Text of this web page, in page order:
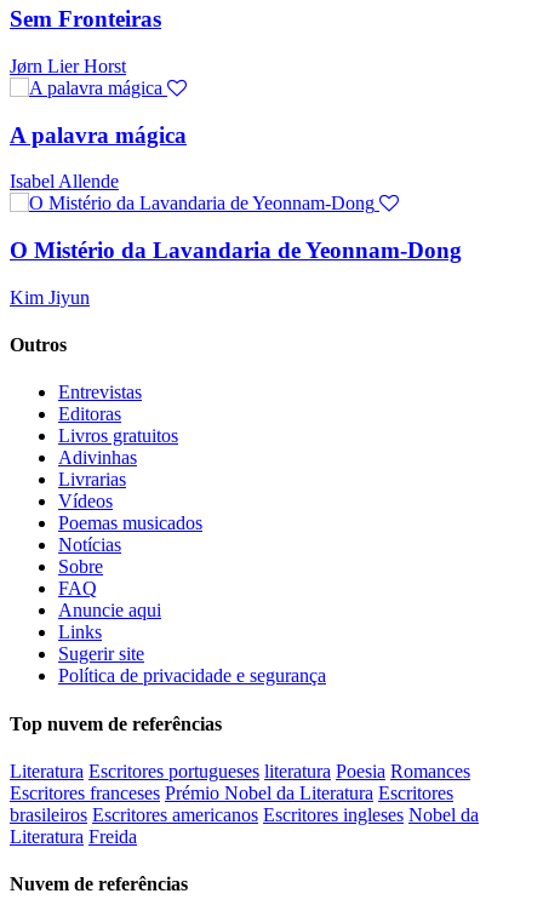
Sem Fronteiras
Jørn Lier Horst
A palavra mágica
Isabel Allende
O Mistério da Lavandaria de Yeonnam-Dong
Kim Jiyun
Outros
Entrevistas
Editoras
Livros gratuitos
Adivinhas
Livrarias
Vídeos
Poemas musicados
Notícias
Sobre
FAQ
Anuncie aqui
Links
Sugerir site
Política de privacidade e segurança
Top nuvem de referências
Literatura Escritores portugueses literatura Poesia Romances
Escritores franceses Prémio Nobel da Literatura Escritores
brasileiros Escritores americanos Escritores ingleses Nobel da
Literatura Freida
Nuvem de referências